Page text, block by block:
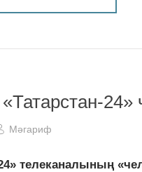
24»
Мәгариф
24» телеканалының